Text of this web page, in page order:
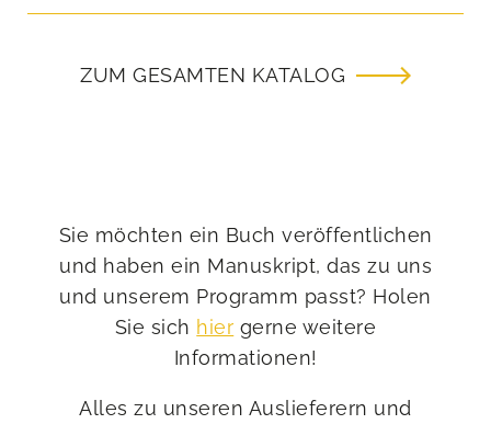
ZUM GESAMTEN KATALOG
Sie möchten ein Buch veröffentlichen
und haben ein Manuskript, das zu uns
und unserem Programm passt? Holen
Sie sich hier gerne weitere
Informationen!
Alles zu unseren Auslieferern und